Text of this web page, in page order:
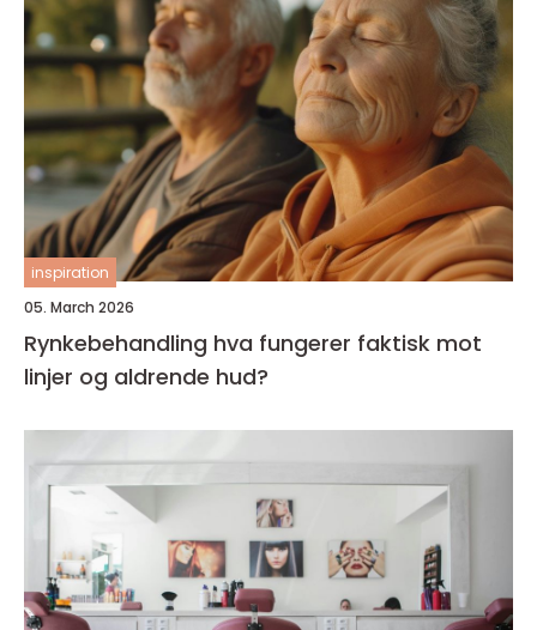
inspiration
05. March 2026
Rynkebehandling hva fungerer faktisk mot
linjer og aldrende hud?